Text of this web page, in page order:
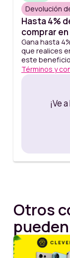
Devolución
Hasta 4%
comprar en
Gana hasta
que realices
este
Términos y
¡Ve
Otros